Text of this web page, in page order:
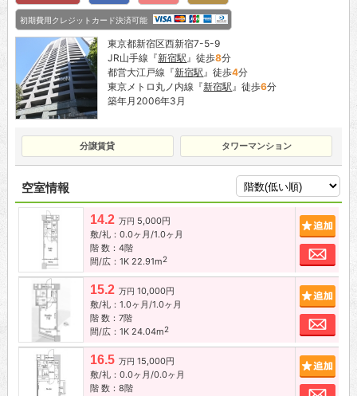
初期費用クレジットカード決済可能
東京都新宿区西新宿7-5-9
JR山手線『新宿駅 』徒歩8分
都営大江戸線『新宿駅 』徒歩4分
東京メトロ丸ノ内線『新宿駅 』徒歩6分
築年月2006年3月
分譲賃貸 タワーマンション
空室情報
14.2 万円 5,000円
敷/礼：0.0ヶ月/1.0ヶ月
階 数：4階
間/広：1K 22.91m2
お
15.2 万円 10,000円
敷/礼：1.0ヶ月/1.0ヶ月
階 数：7階
間/広：1K 24.04m2
追加
お
16.5 万円 15,000円
敷/礼：0.0ヶ月/0.0ヶ月
階 数：8階
お